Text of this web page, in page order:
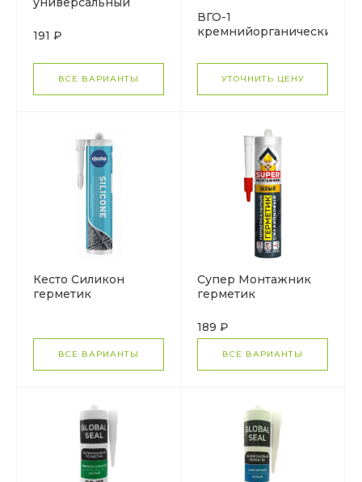
191 ₽
ВСЕ ВАРИАНТЫ
ВГО-1
кремнийорганический
герметик
УТОЧНИТЬ ЦЕНУ
Кесто Силикон
герметик
ВСЕ ВАРИАНТЫ
Супер Монтажник
герметик
универсальный
189 ₽
ВСЕ ВАРИАНТЫ